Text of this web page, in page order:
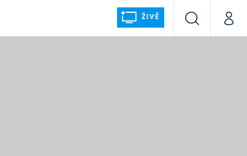
ŽIVĚ
VyhledáváníMůj